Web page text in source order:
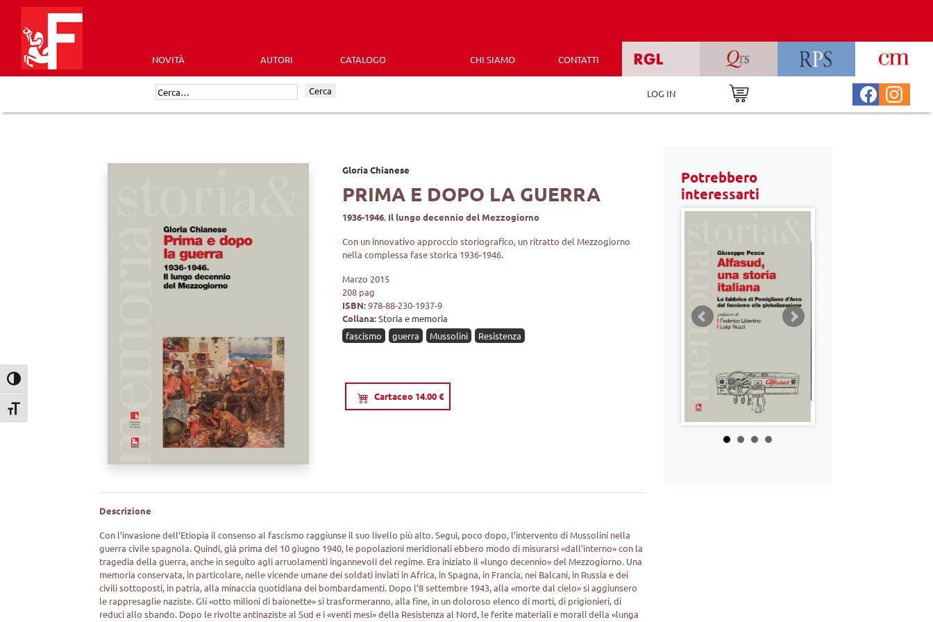
Attiva/disattiva alto contrasto
Attiva/disattiva dimensione testo
content
Futura
Editrice
NOVITÀ AUTORI CATALOGO CHI SIAMO CONTATTI
Cerca: Cerca LOG IN
Gloria Chianese
PRIMA E DOPO LA GUERRA
1936-1946. Il lungo decennio del Mezzogiorno
Con un innovativo approccio storiografico, un ritratto del Mezzogiorno
nella complessa fase storica 1936-1946.
Marzo 2015
208 pag
ISBN:978-88-230-1937-9
Collana:Storia e memoria
fascismo
guerra Mussolini Resistenza
Cartaceo 14.00 €
Descrizione
Con l’invasione dell’Etiopia il consenso al fascismo raggiunse il suo livello più alto. Seguì, poco dopo, l’intervento di Mussolini nella
guerra civile spagnola. Quindi, già prima del 10 giugno 1940, le popolazioni meridionali ebbero modo di misurarsi «dall’interno» con la
tragedia della guerra, anche in seguito agli arruolamenti ingannevoli del regime. Era iniziato il «lungo decennio» del Mezzogiorno. Una
memoria conservata, in particolare, nelle vicende umane dei soldati inviati in Africa, in Spagna, in Francia, nei Balcani, in Russia e dei
civili sottoposti, in patria, alla minaccia quotidiana dei bombardamenti. Dopo l’8 settembre 1943, alla «morte dal cielo» si aggiunsero
le rappresaglie naziste. Gli «otto milioni di baionette» si trasformeranno, alla fine, in un doloroso elenco di morti, di prigionieri, di
reduci allo sbando. Dopo le rivolte antinaziste al Sud e i «venti mesi» della Resistenza al Nord, le ferite materiali e morali della «lunga
Potrebbero
interessarti